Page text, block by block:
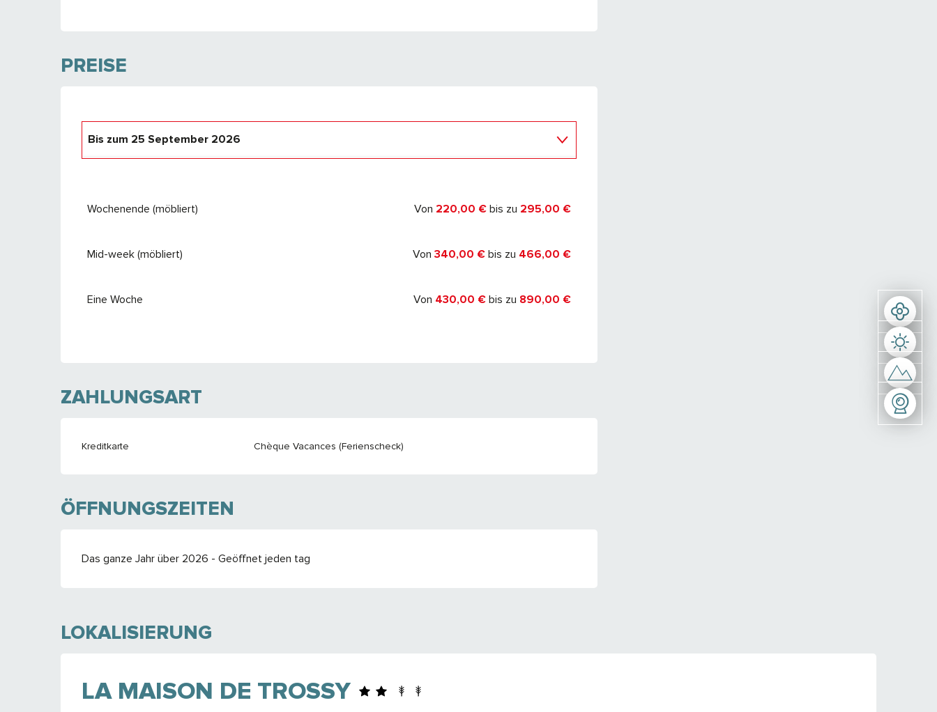
PREISE
Bis zum 25 September 2026
Wochenende (möbliert) Von 220,00 € bis zu 295,00 €
Mid-week (möbliert) Von340,00 € bis zu 466,00 €
Eine Woche Von 430,00 € bis zu 890,00 €
ZAHLUNGSART
Kreditkarte Chèque Vacances (Ferienscheck)
ÖFFNUNGSZEITEN
Das ganze Jahr über 2026 - Geöffnet jeden tag
LOKALISIERUNG
LA MAISON DE TROSSY